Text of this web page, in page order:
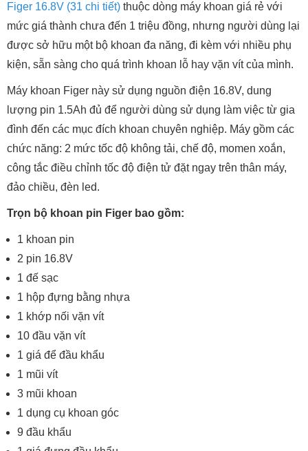
Figer 16.8V (31 chi tiết) thuộc dòng máy khoan giá rẻ với
mức giá thành chưa đến 1 triệu đồng, nhưng người dùng lại
được sở hữu một bộ khoan đa năng, đi kèm với nhiều phụ
kiện, sẵn sàng cho quá trình khoan lỗ hay vặn vít của mình.
Máy khoan Figer này sử dụng nguồn điện 16.8V, dung
lượng pin 1.5Ah đủ để người dùng sử dụng làm việc từ gia
đình đến các mục đích khoan chuyên nghiệp. Máy gồm các
chức năng: 2 mức tốc độ không tải, chế độ, momen xoắn,
công tắc điều chỉnh tốc độ điện tử đặt ngay trên thân máy,
đảo chiều, đèn led.
Trọn bộ khoan pin Figer bao gồm:
1 khoan pin
2 pin 16.8V
1 đế sạc
1 hộp đựng bằng nhựa
1 khớp nối vặn vít
10 đầu vặn vít
1 giá để đầu khẩu
1 mũi vít
3 mũi khoan
1 dụng cụ khoan góc
9 đầu khẩu